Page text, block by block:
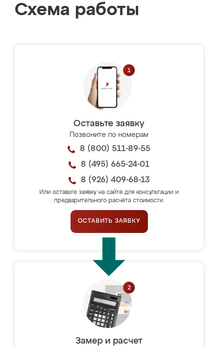
Схема работы
Оставьте заявку
Позвоните по номерам
8 (800) 511-89-55
8 (495) 665-24-01
8 (926) 409-68-13
Или оставьте заявку на сайте для консультации и
предварительного расчёта стоимости.
ОСТАВИТЬ ЗАЯВКУ
Замер и расчет